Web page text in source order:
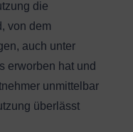
die
von dem
auch unter
erworben hat und
unmittelbar
überlässt